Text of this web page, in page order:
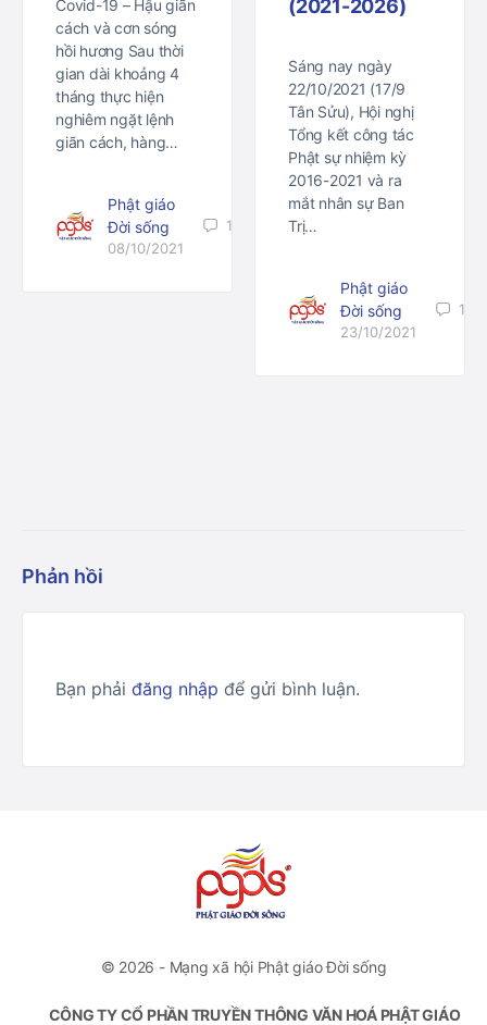
Covid-19 – Hậu giãn
cách và cơn sóng
hồi hương Sau thời
gian dài khoảng 4
tháng thực hiện
nghiêm ngặt lệnh
giãn cách, hàng…
Phật giáo
Đời sống
08/10/2021
1
(2021-2026)
Sáng nay ngày
22/10/2021 (17/9
Tân Sửu), Hội nghị
Tổng kết công tác
Phật sự nhiệm kỳ
2016-2021 và ra
mắt nhân sự Ban
Trị…
Phật giáo
Đời sống
23/10/2021
1
Phản hồi
Bạn phải đăng nhập để gửi bình luận.
© 2026 - Mạng xã hội Phật giáo Đời sống
CÔNG TY CỔ PHẦN TRUYỀN THÔNG VĂN HOÁ PHẬT GIÁO